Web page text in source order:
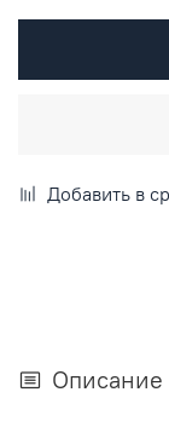
Добавить в
Описание